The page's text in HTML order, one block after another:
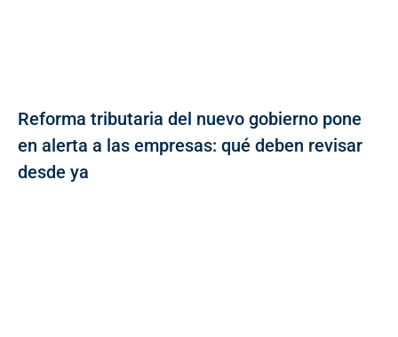
Reforma tributaria del nuevo gobierno pone
en alerta a las empresas: qué deben revisar
desde ya